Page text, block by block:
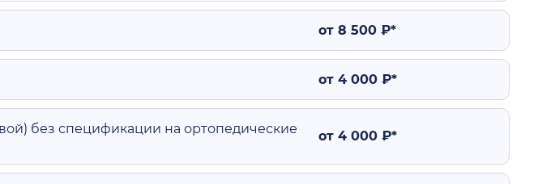
от 8 500 ₽*
от 4 000 ₽*
без спецификации на ортопедические
от 4 000 ₽*